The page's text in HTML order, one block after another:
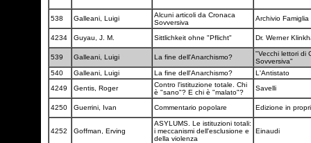
538 Galleani, Luigi
Alcuni articoli da Cronaca
Sovversiva
Archivio
4234 Guyau, J. M. Sittlichkeit ohne "Pflicht" Dr. Werner
539 Galleani, Luigi La fine dell'Anarchismo?
"Vecchi lettori di
Sovversiva"
540
Galleani, Luigi La fine dell'Anarchismo?
L'Antistato
4249
Gentis, Roger
Contro l'istituzione totale. Chi
è "sano"? E chi è "malato"?
Savelli
4250 Guerrini, Ivan Commentario popolare Edizione in
4252 Goffman, Erving
ASYLUMS. Le istituzioni totali:
i meccanismi dell'esclusione e
della violenza
Einaudi